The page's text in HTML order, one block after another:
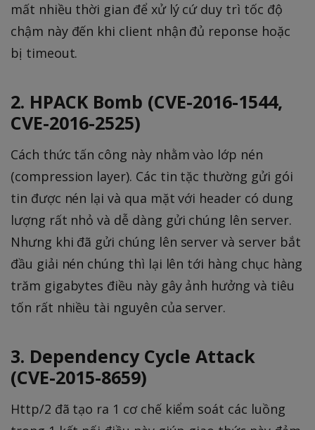
mất nhiều thời gian để xử lý cứ duy trì tốc độ
chậm này đến khi client nhận đủ reponse hoặc
bị timeout.
2. HPACK Bomb (CVE-2016-1544,
CVE-2016-2525)
Cách thức tấn công này nhằm vào lớp nén
(compression layer). Các tin tặc thường gửi gói
tin được nén lại và qua mặt với header có dung
lượng rất nhỏ và dễ dàng gửi chúng lên server.
Nhưng khi đã gửi chúng lên server và server bắt
đầu giải nén chúng thì lại lên tới hàng chục hàng
trăm gigabytes điều này gây ảnh hưởng và tiêu
tốn rất nhiều tài nguyên của server.
3. Dependency Cycle Attack
(CVE-2015-8659)
Http/2 đã tạo ra 1 cơ chế kiểm soát các luồng